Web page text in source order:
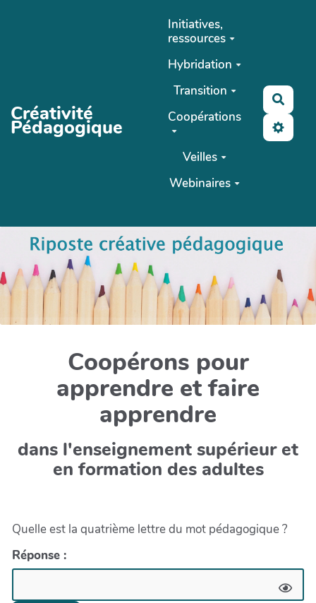
Créativité
Pédagogique
Initiatives,
ressources
Hybridation
Transition
Coopérations
Veilles
Webinaires
Coopérons pour
apprendre et faire
apprendre
dans l'enseignement supérieur et
en formation des adultes
Quelle est la quatrième lettre du mot pédagogique ?
Réponse :